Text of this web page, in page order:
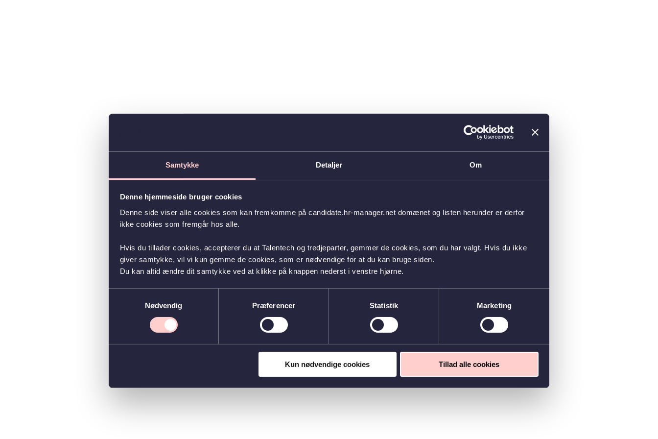
Samtykke Detaljer Om
Denne hjemmeside bruger cookies
Denne side viser alle cookies som kan fremkomme på candidate.hr-manager.net domænet og listen herunder er derfor
ikke cookies som fremgår hos alle.
Hvis du tillader cookies, accepterer du at Talentech og tredjeparter, gemmer de cookies, som du har valgt. Hvis du ikke
giver samtykke, vil vi kun gemme de cookies, som er nødvendige for at du kan bruge siden.
Du kan altid ændre dit samtykke ved at klikke på knappen nederst i venstre hjørne.
Nødvendig
Præferencer Statistik Marketing
Kun nødvendige cookies Tillad alle cookies